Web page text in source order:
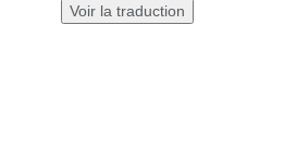
Voir la traduction